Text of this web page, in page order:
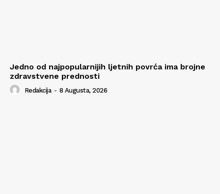
Jedno od najpopularnijih ljetnih povrća ima brojne
zdravstvene prednosti
Redakcija - 8 Augusta, 2026